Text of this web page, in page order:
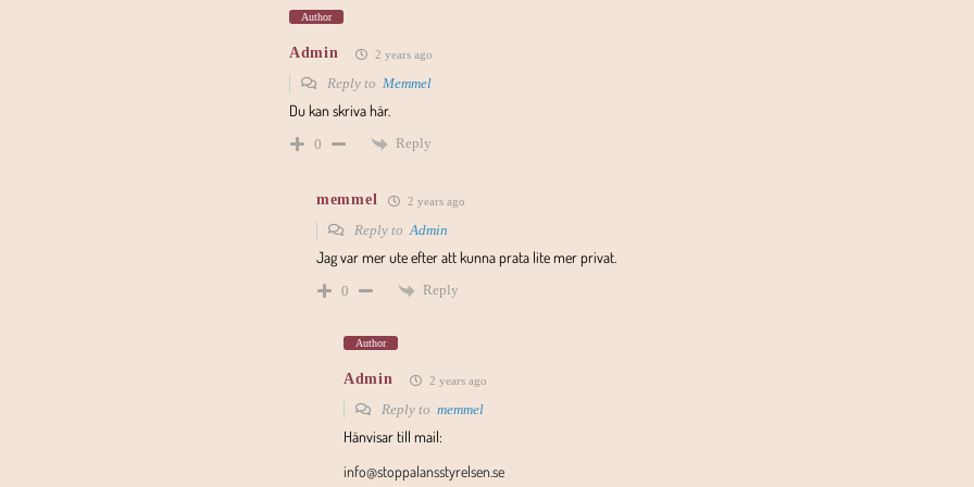
Author
Admin 2 years ago
Reply to Memmel
Du kan skriva här.
0 Reply
memmel 2 years ago
Reply toAdmin
Jag var mer ute efter att kunna prata lite mer privat.
0 Reply
Author
Admin 2 years ago
Reply to memmel
Hänvisar till mail:
info@stoppalansstyrelsen.se